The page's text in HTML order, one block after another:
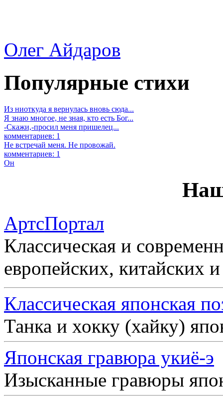
Олег Айдаров
Популярные стихи
Из ниоткуда я вернулась вновь сюда...
Я знаю многое, не зная, кто есть Бог...
-Скажи,-просил меня пришелец...
комментариев: 1
Не встречай меня. Не провожай.
комментариев: 1
Он
АртсПортал
Классическая и
европейских, китайских
Классическая японская
Танка и хокку (хайку)
Японская гравюра укиё-э
Изысканные гравюры